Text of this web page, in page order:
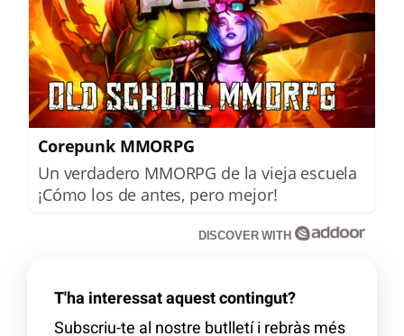
Corepunk MMORPG
Un verdadero MMORPG de la vieja escuela
¡Cómo los de antes, pero mejor!
DISCOVER WITH
T'ha interessat aquest contingut?
Subscriu-te al nostre butlletí i rebràs més